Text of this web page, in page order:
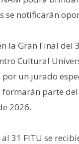
se notificarán
la Gran Final del
Cultural
un jurado
parte
2026.
31 FITU se